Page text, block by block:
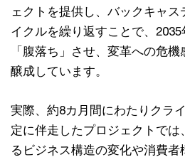
ェクトを提供し、バックキャ
イクルを繰り返すことで、
「腹落ち」させ、変革への危
醸成しています。
実際、約8カ月間にわたりクラ
定に伴走したプロジェクトでは
るビジネス構造の変化や消費者